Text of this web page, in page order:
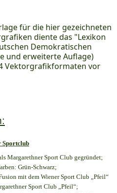
für die hier gezeichneten
diente das "Lexikon
Demokratischen
und erweiterte Auflage)
Vektorgrafikformaten vor
Sportclub
Margarethner Sport Club gegründet;
Grün-Schwarz;
mit dem Wiener Sport Club „Pfeil“
Sport Club „Pfeil“;